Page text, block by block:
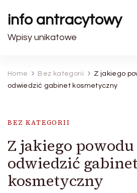
info antracytowy
Wpisy unikatowe
Home Bez kategorii
Z jakiego
odwiedzić gabinet kosmetyczny
BEZ KATEGORII
Z jakiego
odwiedzić
kosmetyczny